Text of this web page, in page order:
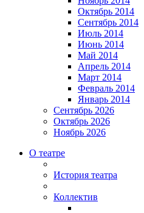
Октябрь 2014
Сентябрь 2014
Июль 2014
Июнь 2014
Май 2014
Апрель 2014
Март 2014
Февраль 2014
Январь 2014
Сентябрь 2026
Октябрь 2026
Ноябрь 2026
О театре
История театра
Коллектив